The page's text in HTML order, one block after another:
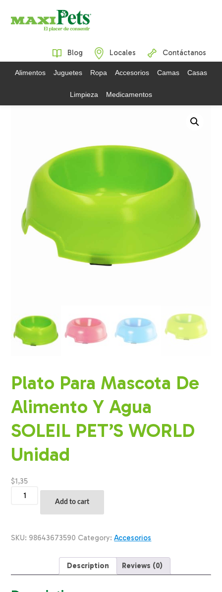
Blog Locales Contáctanos
Alimentos Juguetes Ropa Accesorios Camas Casas
Limpieza Medicamentos
Plato Para Mascota De
Alimento Y Agua
SOLEIL PET’S WORLD
Unidad
$1,35
Para
Y
Add to cart
SKU: 98643673590 Category:Accesorios
Description Reviews (0)